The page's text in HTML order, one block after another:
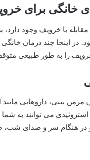
خانگی برای
با خروپف وجود دارد،
اینجا چند درمان خانگی
را به طور طبیعی
مزمن بینی، داروهایی
می توانند به شما
هنگام سر و صدای شب،